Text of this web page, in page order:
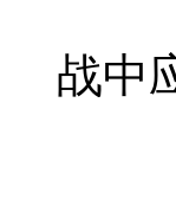
战中